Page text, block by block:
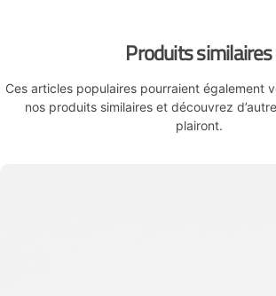
Produits similaires
Ces articles populaires pourraient également
nos produits similaires et découvrez
plairont.